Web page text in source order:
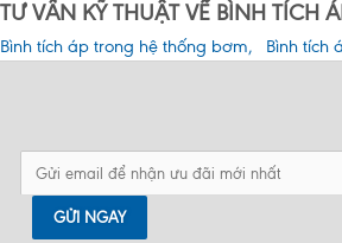
TƯ VẤN KỸ THUẬT VỀ BÌNH TÍCH
Bình tích áp trong hệ thống bơm,
Bình tích
GỬI NGAY